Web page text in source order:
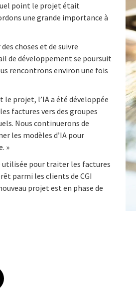
point le projet était
une grande importance à
choses et de suivre
de développement se poursuit
rencontrons environ une fois
le projet, l’IA a été développée
factures vers des groupes
Nous continuerons de
les modèles d’IA pour
»
pour traiter les factures
parmi les clients de CGI
projet est en phase de
Facebook
on Email
article on Print